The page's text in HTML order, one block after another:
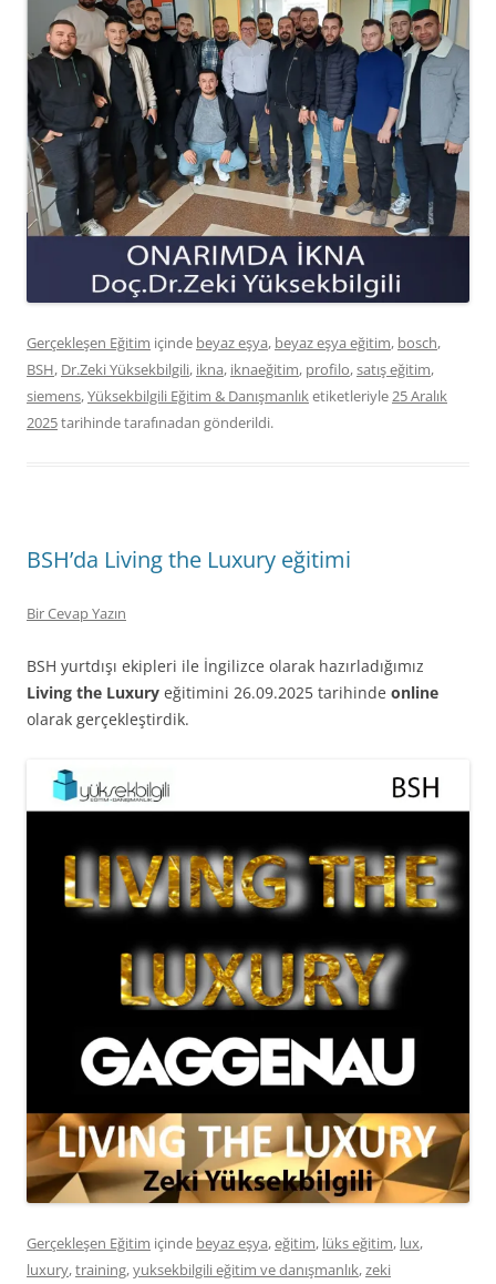
Gerçekleşen Eğitim içinde beyaz eşya, beyaz eşya eğitim, bosch,
BSH, Dr.Zeki Yüksekbilgili, ikna, iknaeğitim, profilo,satış eğitim,
siemens,Yüksekbilgili Eğitim & Danışmanlıketiketleriyle25 Aralık
2025tarihindetarafınadan gönderildi.
BSH’da Living the Luxury eğitimi
Bir Cevap Yazın
BSH yurtdışı ekipleri ile İngilizce olarak hazırladığımız
Living the Luxury eğitimini 26.09.2025 tarihinde online
olarak gerçekleştirdik.
Gerçekleşen Eğitim içinde beyaz eşya,eğitim, lüks eğitim, lux,
luxury,training,yuksekbilgili eğitim ve danışmanlık,zeki